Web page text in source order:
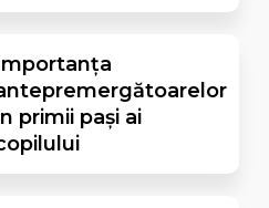
primii pași ai